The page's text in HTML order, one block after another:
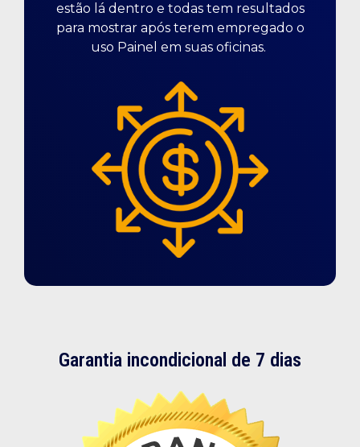
estão lá dentro e todas tem resultados
para mostrar após terem empregado o
uso Painel em suas oficinas.
Garantia incondicional de 7 dias